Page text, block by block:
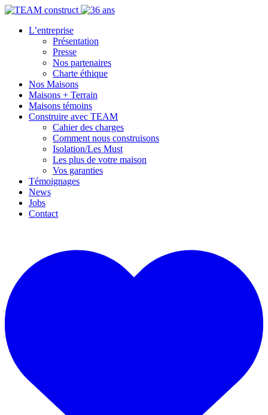
L’entreprise
Présentation
Presse
Nos partenaires
Charte éthique
Nos Maisons
Maisons + Terrain
Maisons témoins
Construire avec TEAM
Cahier des charges
Comment nous construisons
Isolation/Les Must
Les plus de votre maison
Vos garanties
Témoignages
News
Jobs
Contact